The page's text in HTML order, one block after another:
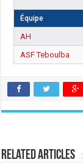
Équipe
AH
ASF Teboulba
Related Articles